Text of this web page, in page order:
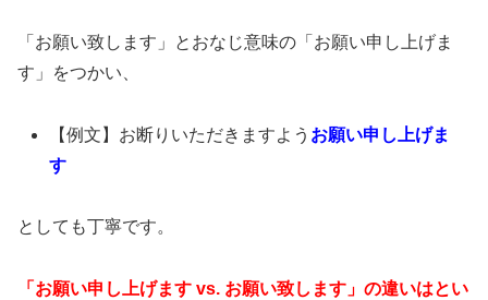
「お願い致します」とおなじ意味の「お願い申し上げま
す」をつかい、
【例文】お断りいただきますよう お願い申し上げま
す
としても丁寧です。
「お願い申し上げます vs. お願い致します」の違いはとい